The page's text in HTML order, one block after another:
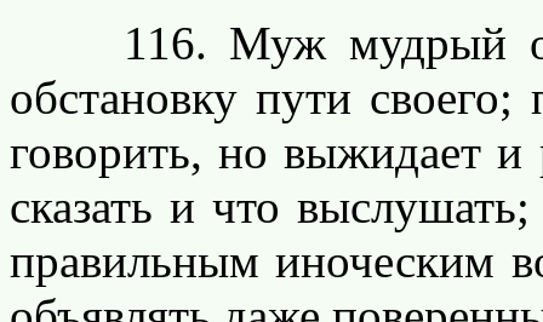
116. Муж мудрый
обстановку пути
говорить, но выжидает и
сказать и что
правильным иноческим